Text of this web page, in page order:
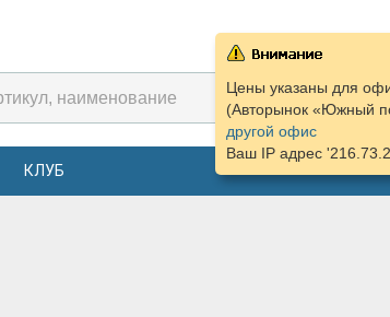
КЛУБ
Цены указаны для
(Авторынок «Южный
другой офис
Ваш IP адрес